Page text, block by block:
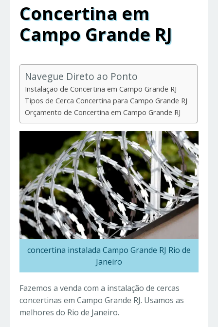
Concertina em
Campo Grande RJ
Navegue Direto ao Ponto
Instalação de Concertina em Campo Grande RJ
Tipos de Cerca Concertina para Campo Grande RJ
Orçamento de Concertina em Campo Grande RJ
concertina instalada Campo Grande RJ Rio de
Janeiro
Fazemos a venda com a instalação de cercas
concertinas em Campo Grande RJ. Usamos as
melhores do Rio de Janeiro.